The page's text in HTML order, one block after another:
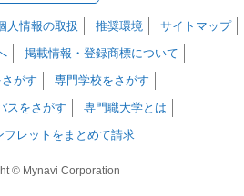
人情報の取扱 推奨環境
サイトマップ
掲載情報・登録商標について
がす
専門学校をさがす
スをさがす
専門職大学とは
フレットをまとめて請求
© Mynavi Corporation